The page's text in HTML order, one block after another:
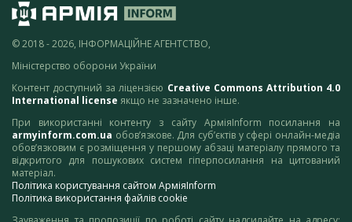
© 2018 - 2026, ІНФОРМАЦІЙНЕ АГЕНТСТВО,
Міністерство оборони України
Контент доступний за ліцензією Creative Commons Attribution 4.0
International license якщо не зазначено інше.
При використанні контенту з сайту АрміяInform посилання на
armyinform.com.ua обов’язкове. Для суб’єктів у сфері онлайн-медіа
обов’язковим є розміщення у першому абзаці матеріалу прямого та
відкритого для пошукових систем гіперпосилання на цитований
матеріал.
Політика користування сайтом АрміяInform
Політика використання файлів cookie